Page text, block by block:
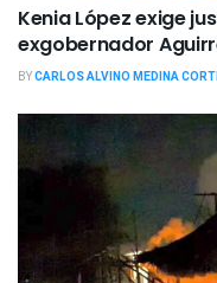
Kenia López exige
exgobernador
BYCARLOS ALVINO MEDINA